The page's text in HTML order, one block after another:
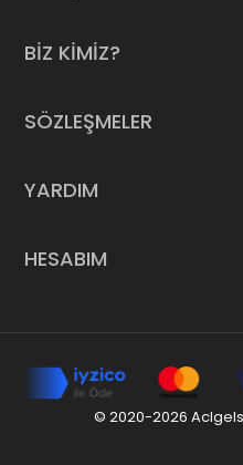
BİZ KİMİZ?
SÖZLEŞMELER
YARDIM
HESABIM
© 2020-2026